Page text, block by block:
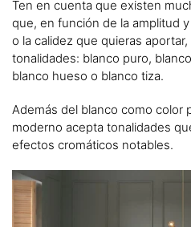
Ten en cuenta que existen
que, en función de la amplitud
o la calidez que quieras
tonalidades: blanco puro,
blanco hueso o blanco tiza.
Además del blanco como color
moderno acepta tonalidades
efectos cromáticos notables.